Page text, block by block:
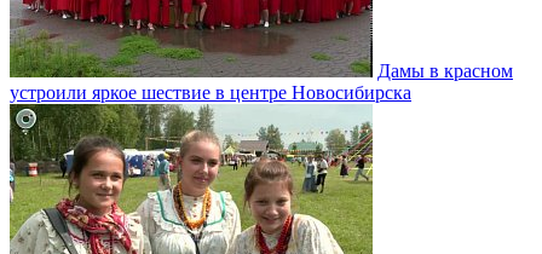
Дамы в красном
устроили яркое шествие в центре Новосибирска